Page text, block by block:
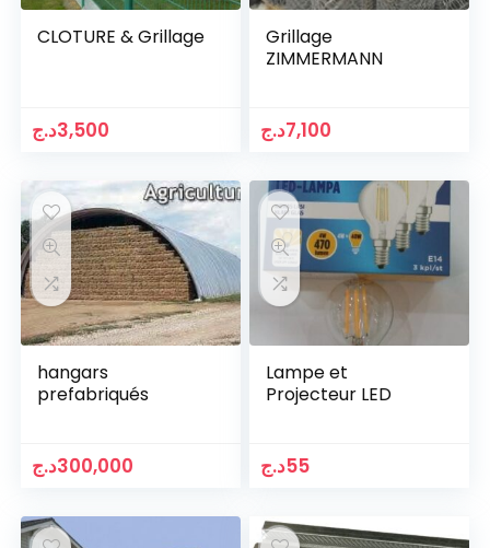
CLOTURE & Grillage
3,500د.ج
Grillage
ZIMMERMANN
7,100د.ج
hangars
prefabriqués
300,000د.ج
Lampe et
Projecteur LED
55د.ج